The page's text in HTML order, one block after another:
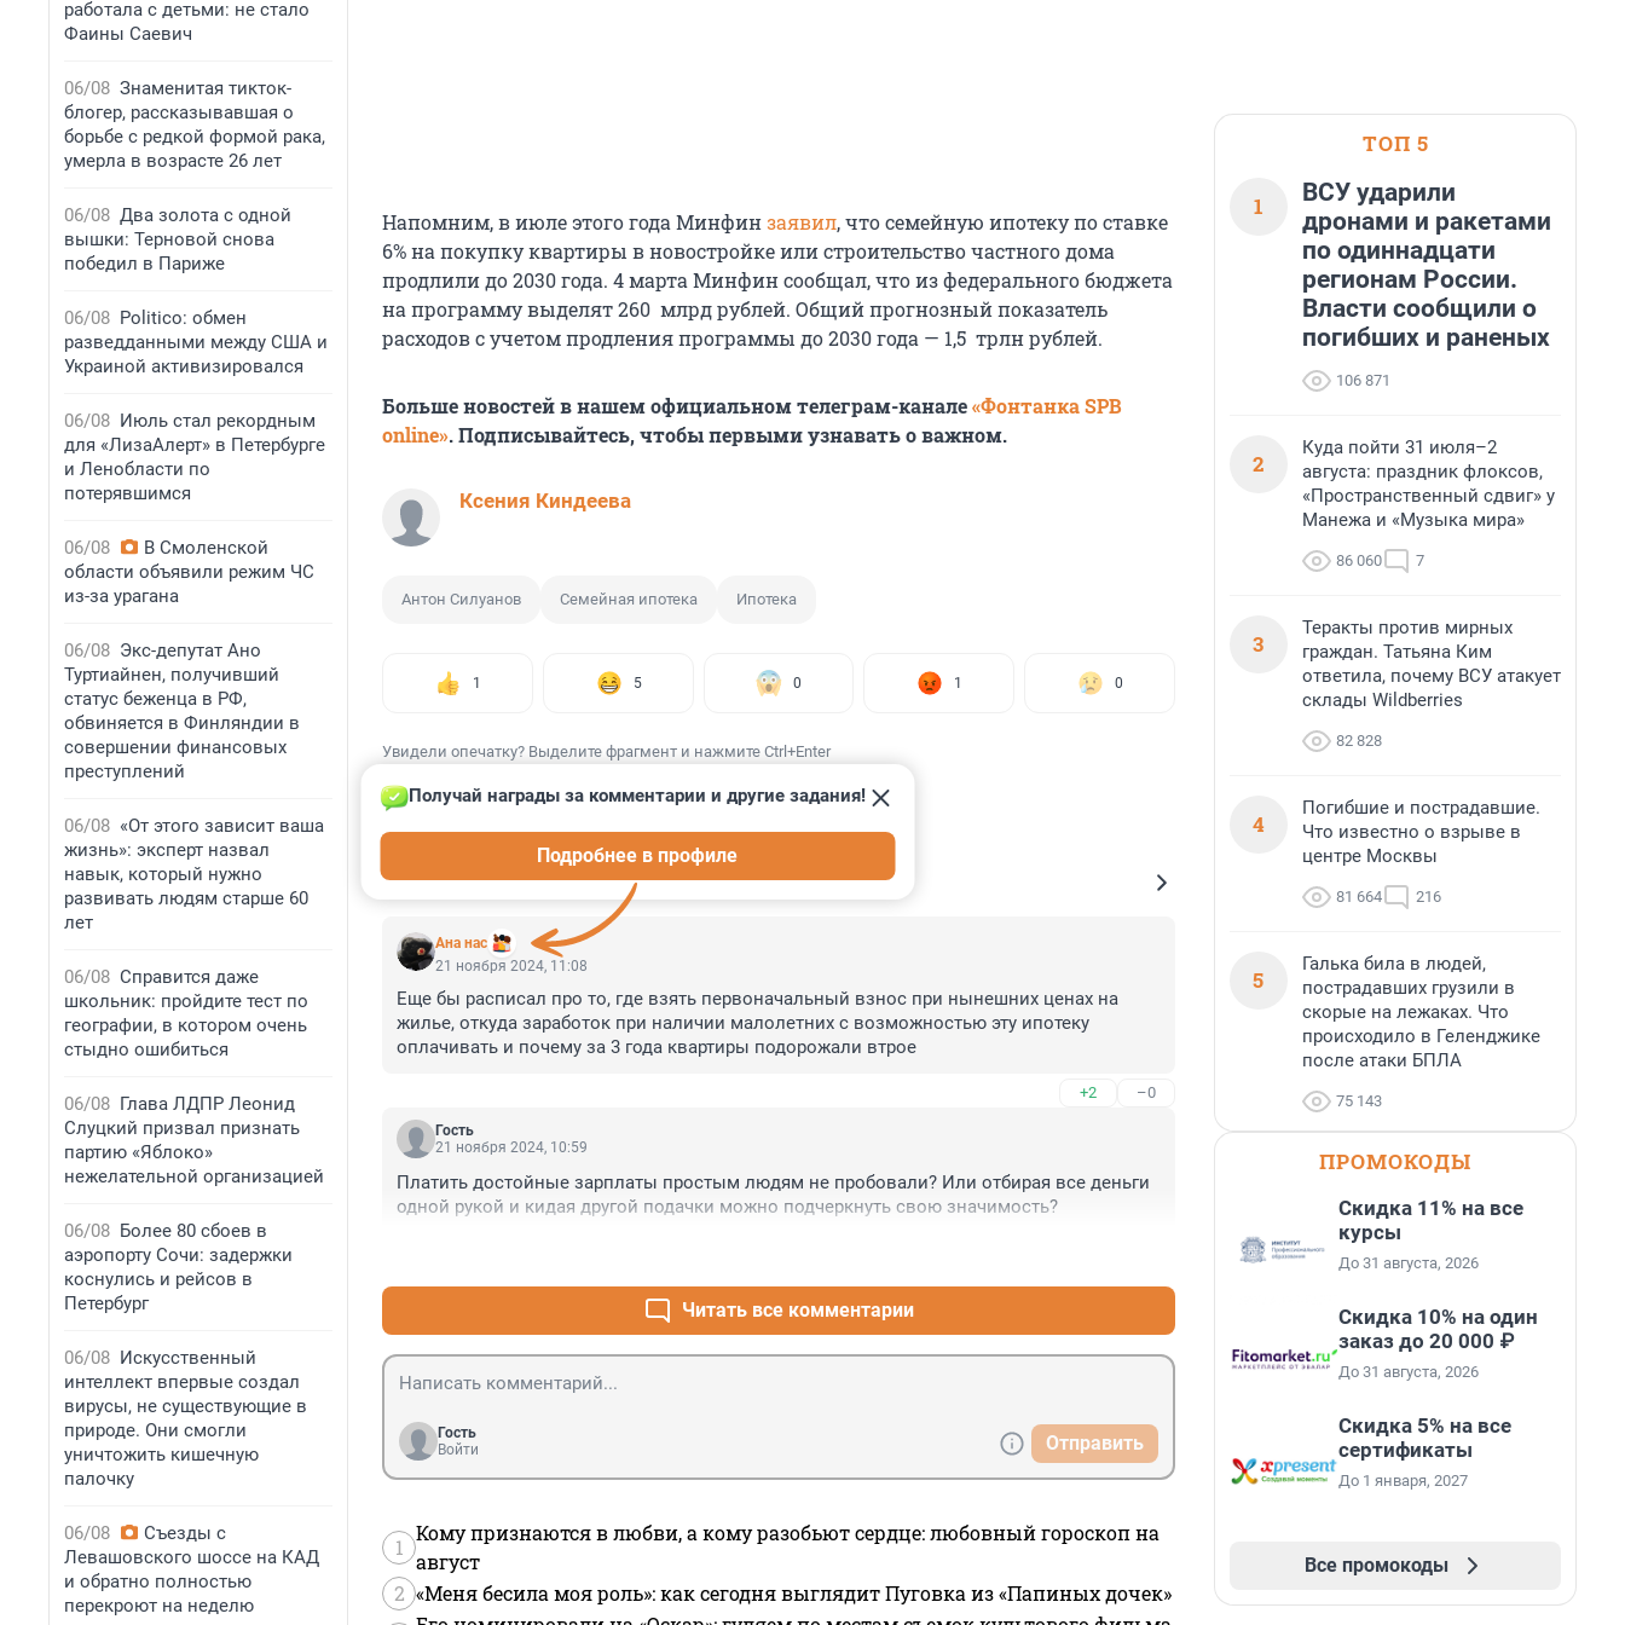
работала с детьми: не стало
Фаины Саевич
06/08 Знаменитая тикток-
блогер, рассказывавшая о
борьбе с редкой формой рака,
умерла в возрасте 26 лет
06/08 Два золота с одной
вышки: Терновой снова
победил в Париже
06/08 Politico: обмен
разведданными между США и
Украиной активизировался
06/08 Июль стал рекордным
для «ЛизаАлерт» в Петербурге
и Ленобласти по
потерявшимся
06/08
В Смоленской
области объявили режим ЧС
из-за урагана
06/08 Экс-депутат Ано
Туртиайнен, получивший
статус беженца в РФ,
обвиняется в Финляндии в
совершении финансовых
преступлений
06/08 «От этого зависит ваша
жизнь»: эксперт назвал
навык, который нужно
развивать людям старше 60
лет
06/08 Справится даже
школьник: пройдите тест по
географии, в котором очень
стыдно ошибиться
06/08 Глава ЛДПР Леонид
Слуцкий призвал признать
партию «Яблоко»
нежелательной организацией
06/08 Более 80 сбоев в
аэропорту Сочи: задержки
коснулись и рейсов в
Петербург
06/08 Искусственный
интеллект впервые создал
вирусы, не существующие в
природе. Они смогли
уничтожить кишечную
палочку
06/08
Съезды с
Левашовского шоссе на КАД
и обратно полностью
перекроют на неделю
Напомним, в июле этого года Минфинзаявил, что семейную ипотеку по ставке
6% на покупку квартиры в новостройке или строительство частного дома
продлили до 2030 года. 4 марта Минфин сообщал, что из федерального бюджета
на программу выделят 260 млрд рублей. Общий прогнозный показатель
расходов с учетом продления программы до 2030 года — 1,5 трлн рублей.
Больше новостей в нашем официальном телеграм-канале«Фонтанка SPB
online». Подписывайтесь, чтобы первыми узнавать о важном.
Ксения Киндеева
Антон Силуанов Семейная ипотека Ипотека
1 5 0 1 0
Увидели опечатку? Выделите фрагмент и нажмите Ctrl+Enter
КОММЕНТАРИИ 11
Ана нас
Получай награды за комментарии и другие задания!
Подробнее в профиле
21 ноября 2024, 11:08
Еще бы расписал про то, где взять первоначальный взнос при нынешних ценах на
жилье, откуда заработок при наличии малолетних с возможностью эту ипотеку
оплачивать и почему за 3 года квартиры подорожали втрое
+2 –0
Гость
21 ноября 2024, 10:59
Платить достойные зарплаты простым людям не пробовали? Или отбирая все деньги
одной рукой и кидая другой подачки можно подчеркнуть свою значимость?
Читать все комментарии
Гость
Войти
Отправить
1
Кому признаются в любви, а кому разобьют сердце: любовный гороскоп на
август
2 «Меня бесила моя роль»: как сегодня выглядит Пуговка из «Папиных дочек»
ТОП 5
1
ВСУ ударили
дронами и ракетами
по одиннадцати
регионам России.
Власти сообщили о
погибших и раненых
106 871
2
Куда пойти 31 июля–2
августа: праздник флоксов,
«Пространственный сдвиг» у
Манежа и «Музыка мира»
86 060 7
3
Теракты против мирных
граждан. Татьяна Ким
ответила, почему ВСУ атакует
склады Wildberries
82 828
4
Погибшие и пострадавшие.
Что известно о взрыве в
центре Москвы
81 664 216
5
Галька била в людей,
пострадавших грузили в
скорые на лежаках. Что
происходило в Геленджике
после атаки БПЛА
75 143
ПРОМОКОДЫ
Скидка 11% на все
курсы
До 31 августа, 2026
Скидка 10% на один
заказ до 20 000 ₽
До 31 августа, 2026
Скидка 5% на все
сертификаты
До 1 января, 2027
Все промокоды